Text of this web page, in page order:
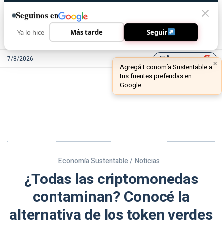
7/8/2026 library_addAgreganos
Economía Sustentable / Noticias
¿Todas las criptomonedas
contaminan? Conocé la
alternativa de los token verdes
Seguinos en
Ya lo hice Más tarde Seguir